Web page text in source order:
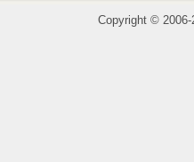
Copyright ©